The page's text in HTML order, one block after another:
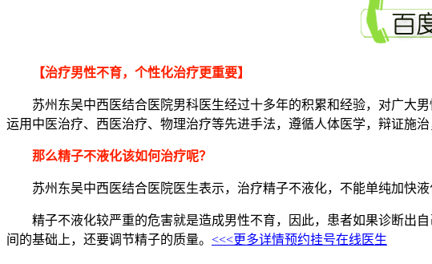
【治疗男性不育，个性化治疗更重要】
苏州东吴中西医结合医院男科医生经过十多年的积累和经验，对广大男
运用中医治疗、西医治疗、物理治疗等先进手法，遵循人体医学，辩证施治
那么精子不液化该如何治疗呢？
苏州东吴中西医结合医院医生表示，治疗精子不液化，不能单纯加快液
精子不液化较严重的危害就是造成男性不育，因此，患者如果诊断出自
间的基础上，还要调节精子的质量。 <<<更多详情预约挂号在线医生